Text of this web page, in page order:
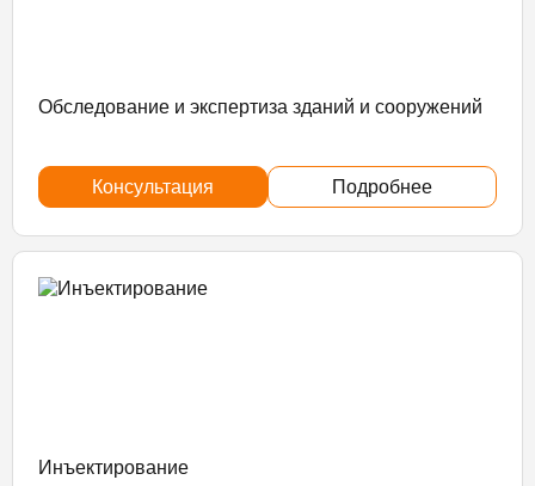
Обследование и экспертиза зданий и сооружений
Консультация Подробнее
Инъектирование